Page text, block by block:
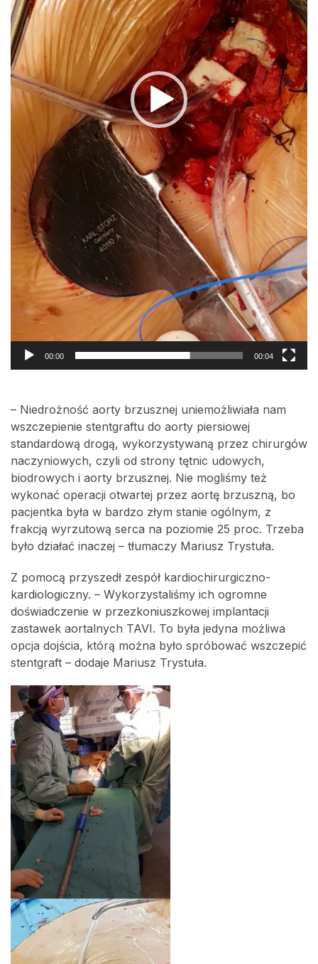
00:00 00:04
– Niedrożność aorty brzusznej uniemożliwiała nam
wszczepienie stentgraftu do aorty piersiowej
standardową drogą, wykorzystywaną przez chirurgów
naczyniowych, czyli od strony tętnic udowych,
biodrowych i aorty brzusznej. Nie mogliśmy też
wykonać operacji otwartej przez aortę brzuszną, bo
pacjentka była w bardzo złym stanie ogólnym, z
frakcją wyrzutową serca na poziomie 25 proc. Trzeba
było działać inaczej – tłumaczy Mariusz Trystuła.
Z pomocą przyszedł zespół kardiochirurgiczno-
kardiologiczny. – Wykorzystaliśmy ich ogromne
doświadczenie w przezkoniuszkowej implantacji
zastawek aortalnych TAVI. To była jedyna możliwa
opcja dojścia, którą można było spróbować wszczepić
stentgraft – dodaje Mariusz Trystuła.